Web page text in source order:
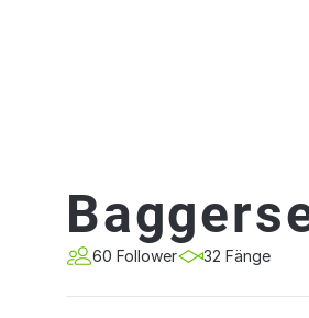
60 Follower 32 Fänge